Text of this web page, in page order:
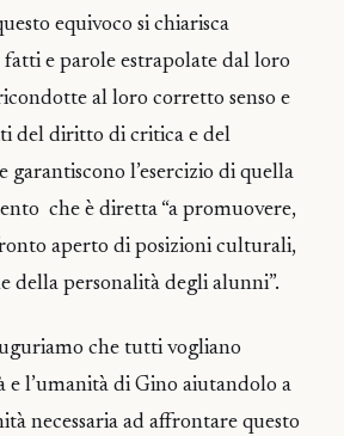
equivoco si chiarisca
e parole estrapolate dal loro
al loro corretto senso e
del diritto di critica e del
l’esercizio di quella
che è diretta “a promuovere,
aperto di posizioni culturali,
della personalità degli alunni”.
che tutti vogliano
e l’umanità di Gino aiutandolo a
necessaria ad affrontare questo